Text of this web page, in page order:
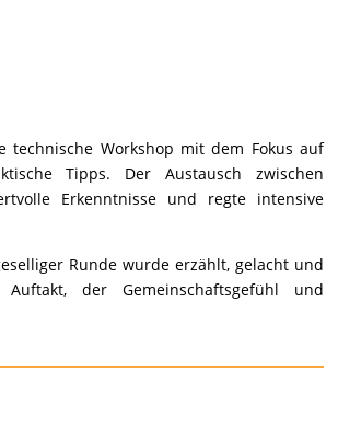
Workshop mit dem Fokus auf
Tipps. Der Austausch zwischen
Erkenntnisse und regte intensive
Runde wurde erzählt, gelacht und
der Gemeinschaftsgefühl und